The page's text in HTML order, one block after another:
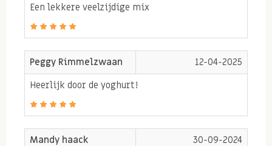
Een lekkere veelzijdige mix
Peggy Rimmelzwaan
12-04-2025
Heerlijk door de yoghurt!
Mandy haack
30-09-2024